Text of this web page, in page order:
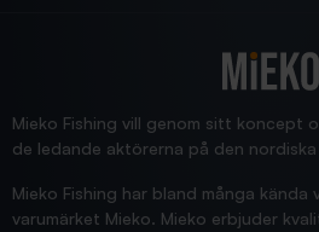
Jensa
Mieko Fishing vill genom sitt koncept
de ledande aktörerna på den
Mieko Fishing har bland många kända
varumärket Mieko. Mieko erbjuder